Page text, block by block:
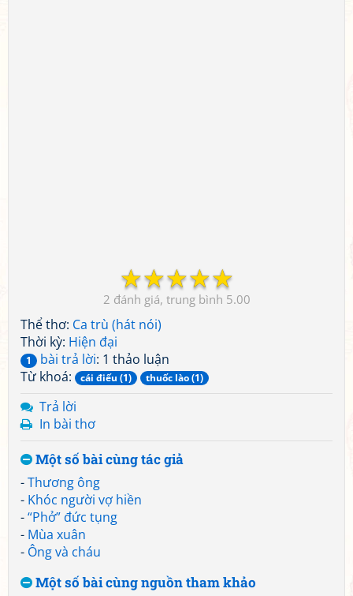
☆
☆
☆
☆
☆
2 5.00
Thể thơ: Ca trù (hát nói)
Thời kỳ: Hiện đại
1 bài trả lời: 1 thảo luận
Từ khoá:
cái điếu (1) thuốc lào (1)
Trả lời
In bài thơ
Một số bài cùng tác giả
-Thương ông
- Khóc người vợ hiền
-“Phở” đức tụng
- Mùa xuân
- Ông và cháu
Một số bài cùng nguồn tham khảo